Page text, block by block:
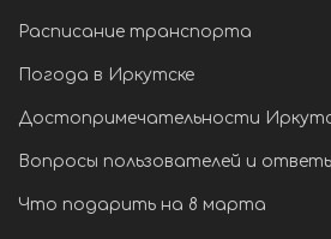
Расписание транспорта
Погода в Иркутске
Достопримечательности
Вопросы пользователей и
Что подарить на 8 марта